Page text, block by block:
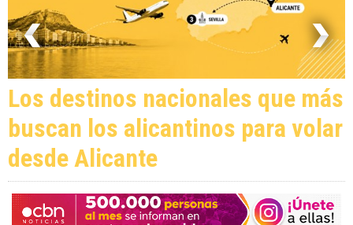
Los destinos nacionales que más
buscan los alicantinos para volar
desde Alicante